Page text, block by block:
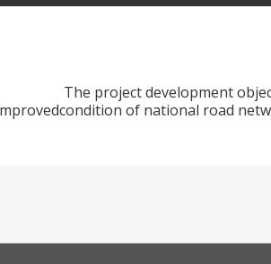
The project development
of national road